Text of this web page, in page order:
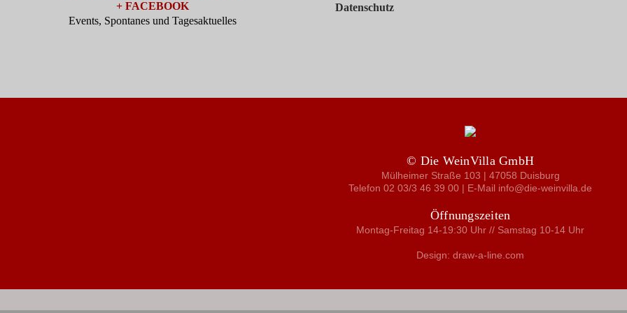
+ FACEBOOK
Events, Spontanes und Tagesaktuelles
Datenschutz
© Die WeinVilla GmbH
Mülheimer Straße 103 | 47058 Duisburg
Telefon 02 03/3 46 39 00 | E-Mail info@die-weinvilla.de
Öffnungszeiten
Montag-Freitag 14-19:30 Uhr // Samstag 10-14 Uhr
Design: draw-a-line.com